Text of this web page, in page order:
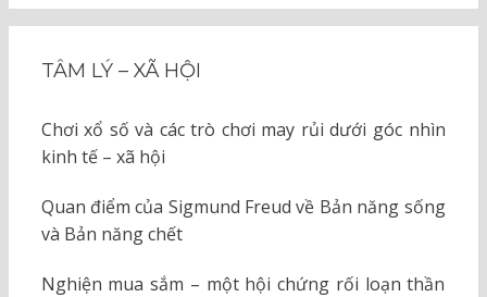
TÂM LÝ – XÃ HỘI
Chơi xổ số và các trò chơi may rủi dưới góc nhìn
kinh tế – xã hội
Quan điểm của Sigmund Freud về Bản năng sống
và Bản năng chết
Nghiện mua sắm – một hội chứng rối loạn thần